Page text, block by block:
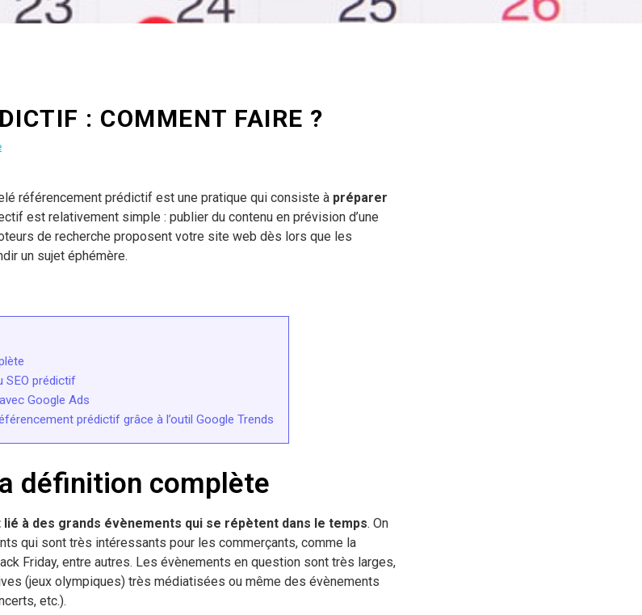
: COMMENT FAIRE ?
référencement prédictif est une pratique qui consiste à préparer
est relativement simple : publier du contenu en prévision d’une
de recherche proposent votre site web dès lors que les
un sujet éphémère.
SEO prédictif
Google Ads
prédictif grâce à l’outil Google Trends
définition complète
à des grands évènements qui se répètent dans le temps. On
qui sont très intéressants pour les commerçants, comme la
Friday, entre autres. Les évènements en question sont très larges,
(jeux olympiques) très médiatisées ou même des évènements
etc.).